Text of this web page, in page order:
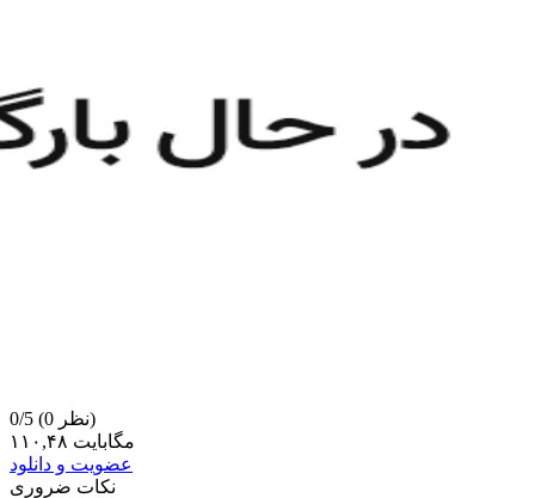
0/5
(0 نظر)
۱۱۰,۴۸ مگابایت
عضویت و دانلود
نکات ضروری